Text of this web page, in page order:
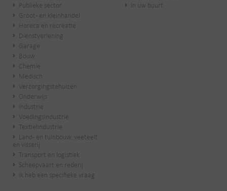
Publieke sector
Groot- en kleinhandel
Horeca en recreatie
Dienstverlening
Garage
Bouw
Chemie
Medisch
Verzorgingstehuizen
Onderwijs
Industrie
Voedingsindustrie
Textielindustrie
Land- en tuinbouw, veeteelt
en visserij
Transport en logistiek
Scheepvaart en rederij
Ik heb een specifieke vraag
In uw buurt